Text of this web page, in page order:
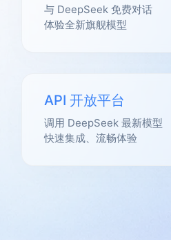
与 DeepSeek 免费对话
体验全新旗舰模型
API 开放平台
调用 DeepSeek 最新模型
快速集成、流畅体验